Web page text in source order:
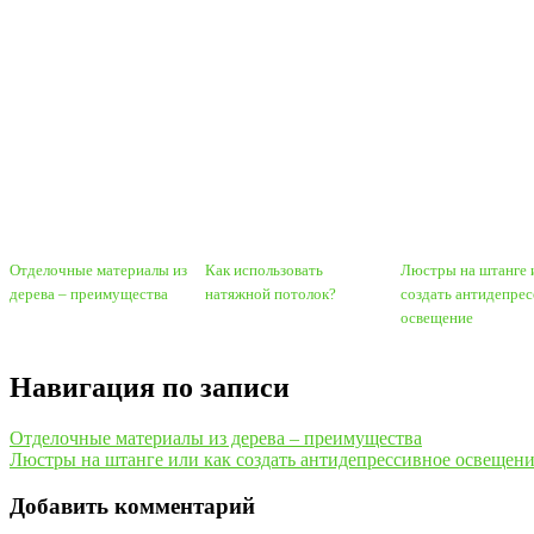
Отделочные материалы из
дерева – преимущества
Как использовать
натяжной потолок?
Люстры на штанге
создать
освещение
Навигация по записи
Отделочные материалы из дерева – преимущества
Люстры на штанге или как создать антидепрессивное
Добавить комментарий